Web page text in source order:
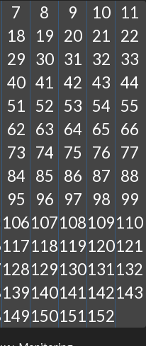
7 8 9 10
11
18 19 20 21 22
29 30 31 32 33
40 41 42 43 44
51 52 53 54 55
62 63 64 65
66
73 74 75 76 77
84 85 86 87 88
95 96 97 98
99
106107108109110
117118119120121
128129130131132
139140141142143
149150151152